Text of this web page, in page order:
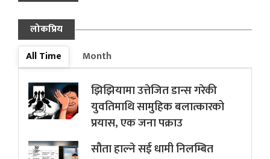
लोकप्रिय
All Time
Month
झिझियामा उत्तेजित डान्स गरेकी
युवतिमाथि सामुहिक बलात्कारको
प्रयास, एक जना पक्राउ
सौता हाल्ने सई धामी निलम्बित